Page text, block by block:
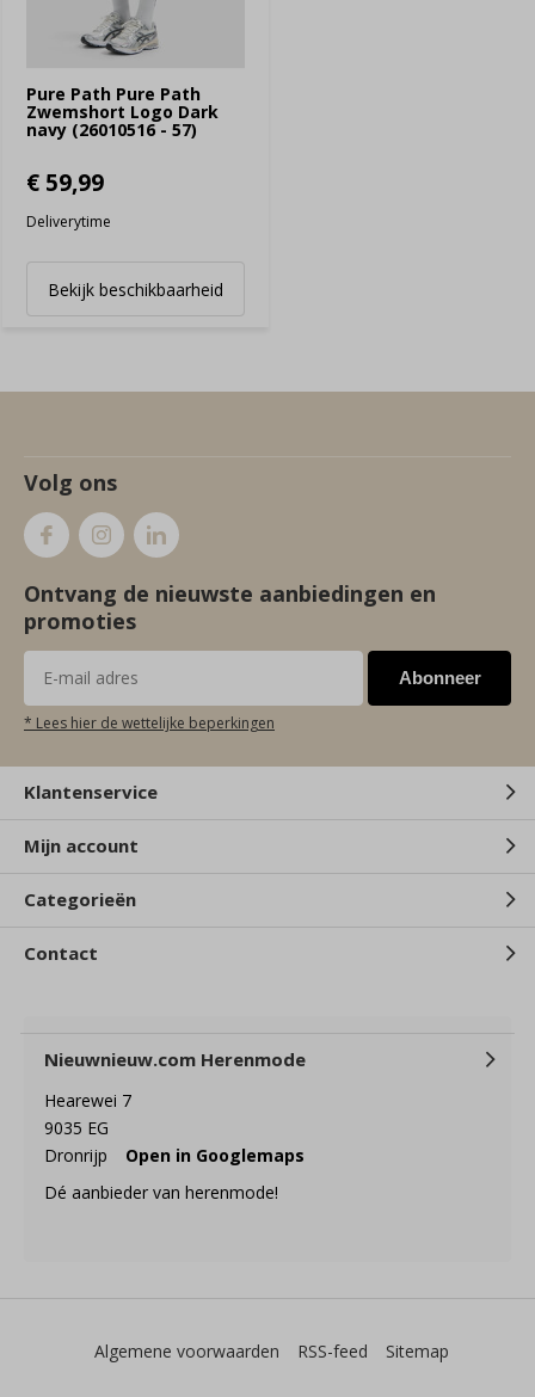
Pure Path Pure Path
Zwemshort Logo Dark
navy (26010516 - 57)
€ 59,99
Deliverytime
Bekijk beschikbaarheid
Volg ons
Ontvang de nieuwste aanbiedingen en
promoties
Abonneer
* Lees hier de wettelijke beperkingen
Klantenservice
Mijn account
Categorieën
Contact
Nieuwnieuw.com Herenmode
Hearewei 7
9035 EG
Dronrijp
Open in Googlemaps
Dé aanbieder van herenmode!
Algemene voorwaarden RSS-feed Sitemap